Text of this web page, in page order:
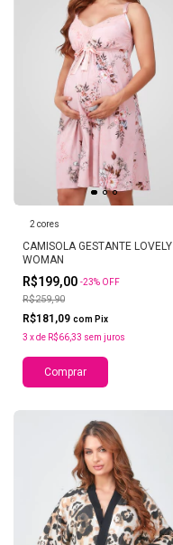
2 cores
CAMISOLA GESTANTE LOVELY
WOMAN
R$199,00 -23% OFF
R$259,90
R$181,09 com Pix
3 xde R$66,33 sem juros
Comprar